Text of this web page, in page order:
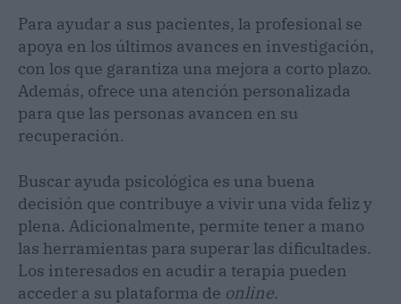
Para ayudar a sus pacientes, la profesional se
apoya en los últimos avances en investigación,
con los que garantiza una mejora a corto plazo.
Además, ofrece una atención personalizada
para que las personas avancen en su
recuperación.
Buscar ayuda psicológica es una buena
decisión que contribuye a vivir una vida feliz y
plena. Adicionalmente, permite tener a mano
las herramientas para superar las dificultades.
Los interesados en acudir a terapia pueden
acceder a su plataforma de online.